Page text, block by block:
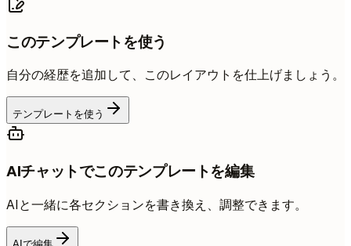
このテンプレートを使う
自分の経歴を追加して、このレイアウトを仕上げましょう。
テンプレートを使う
AIチャットでこのテンプレートを編集
AIと一緒に各セクションを書き換え、調整できます。